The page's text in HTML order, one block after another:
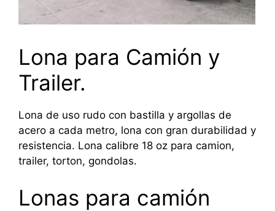
Lona para Camión y
Trailer.
Lona de uso rudo con bastilla y argollas de
acero a cada metro, lona con gran durabilidad y
resistencia. Lona calibre 18 oz para camion,
trailer, torton, gondolas.
Lonas para camión